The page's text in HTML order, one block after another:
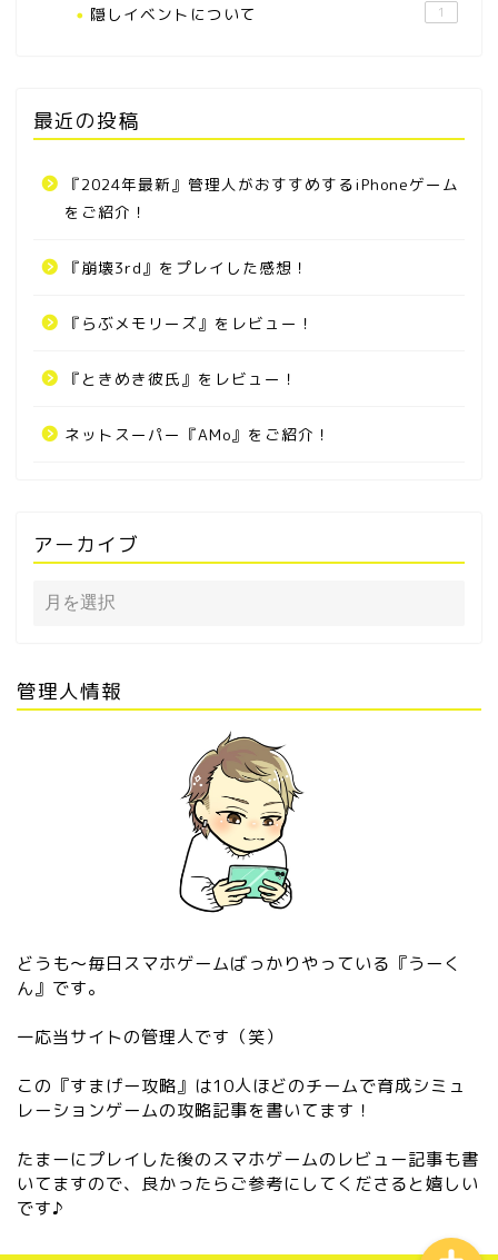
隠しイベントについて 1
最近の投稿
『2024年最新』管理人がおすすめするiPhoneゲーム
をご紹介！
『崩壊3rd』をプレイした感想！
『らぶメモリーズ』をレビュー！
『ときめき彼氏』をレビュー！
ネットスーパー『AMo』をご紹介！
アーカイブ
管理人情報
どうも〜毎日スマホゲームばっかりやっている『うーく
ん』です。
一応当サイトの管理人です（笑）
この『すまげー攻略』は10人ほどのチームで育成シミュ
レーションゲームの攻略記事を書いてます！
たまーにプレイした後のスマホゲームのレビュー記事も書
いてますので、良かったらご参考にしてくださると嬉しい
です♪
『2024年最新』管理人がお
ご紹介！